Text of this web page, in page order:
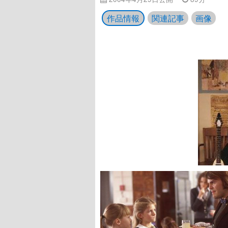
作品情報 関連記事 画像